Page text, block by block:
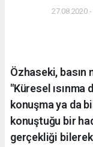
27.08.2020
Özhaseki, basın
"Küresel
konuşma ya da
konuştuğu bir
gerçekliği